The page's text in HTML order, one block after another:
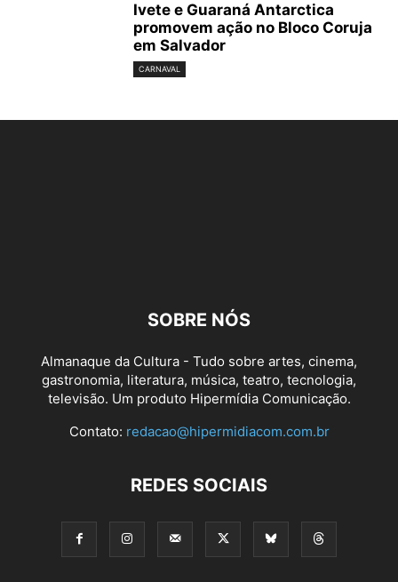
Ivete e Guaraná Antarctica
promovem ação no Bloco Coruja
em Salvador
CARNAVAL
SOBRE NÓS
Almanaque da Cultura - Tudo sobre artes, cinema,
gastronomia, literatura, música, teatro, tecnologia,
televisão. Um produto Hipermídia Comunicação.
Contato: redacao@hipermidiacom.com.br
REDES SOCIAIS